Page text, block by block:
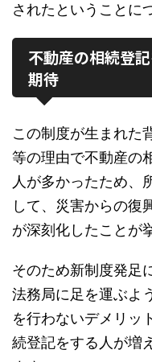
されたということに
不動産の相続登
期待
この制度が生まれた
等の理由で不動産の
人が多かったため、
して、災害からの復
が深刻化したことが
そのため新制度発足
法務局に足を運ぶよ
を行わないデメリッ
続登記をする人が増